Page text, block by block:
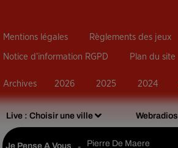
Live : Choisir une ville Webradios
Je Pense A Vous Pierre De Maere
Mentions légales Règlements des jeux
Notice d’information RGPD Plan du site
Archives 2026 2025 2024